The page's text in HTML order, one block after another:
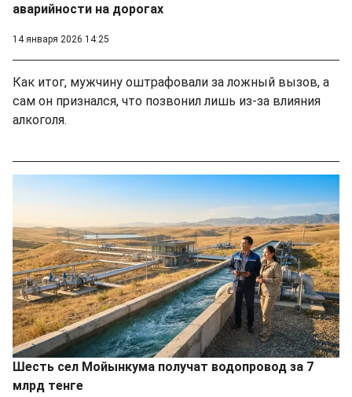
аварийности на дорогах
14 января 2026 14:25
Как итог, мужчину оштрафовали за ложный вызов, а
сам он признался, что позвонил лишь из-за влияния
алкоголя.
Шесть сел Мойынкума получат водопровод за 7
млрд тенге